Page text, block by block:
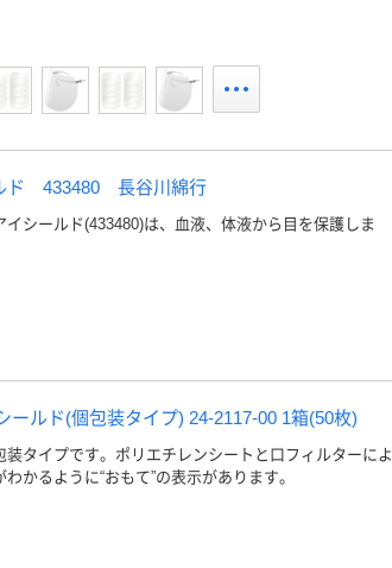
ド 433480 長谷川綿行
シールド(433480)は、血液、体液から目を保護しま
ールド(個包装タイプ) 24-2117-00 1箱(50枚)
タイプです。ポリエチレンシートと口フィルターによ
かるように“おもて”の表示があります。